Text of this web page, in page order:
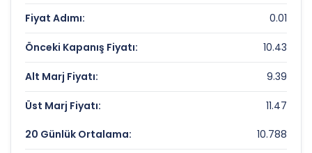
Bugün Gördüğü En Yüksek Fiyat:
10.57 TL
Son 1 Yılın Zirvesi:
19.6 TL
Son 1 Yılın Dibi:
10.21 TL
Fiyat Adımı: 0.01
Önceki Kapanış Fiyatı: 10.43
Alt Marj Fiyatı: 9.39
Üst Marj Fiyatı: 11.47
20 Günlük Ortalama: 10.788